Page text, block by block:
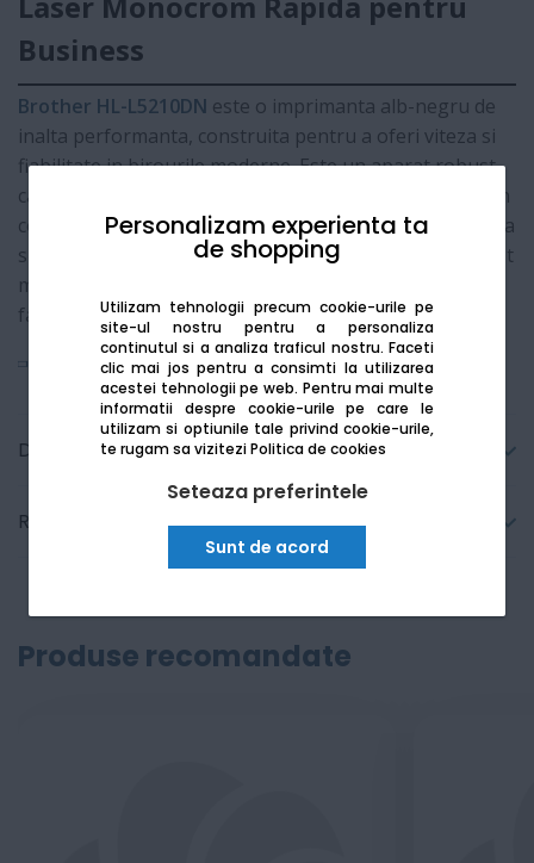
Personalizam experienta ta
de shopping
Utilizam tehnologii precum cookie-urile pe
site-ul nostru pentru a personaliza
continutul si a analiza traficul nostru. Faceti
clic mai jos pentru a consimti la utilizarea
acestei tehnologii pe web. Pentru mai multe
informatii despre cookie-urile pe care le
utilizam si optiunile tale privind cookie-urile,
te rugam sa viziteziPolitica de cookies
Seteaza preferintele
Sunt de acord
Business
Brother HL-L5210DN este o imprimanta alb-negru de
inalta performanta, construita pentru a oferi viteza si
fiabilitate in birourile moderne. Este un aparat robust,
capabil sa gestioneze volume mari de documente cu un
cost de utilizare scazut. Datorita conectivitatii prin retea
si functiei de imprimare automata pe ambele fete, acest
model este ideal pentru echipele care doresc eficienta
fara complicatii.
Vezi mai mult
Detalii tehnice
Recenzii
Produse recomandate